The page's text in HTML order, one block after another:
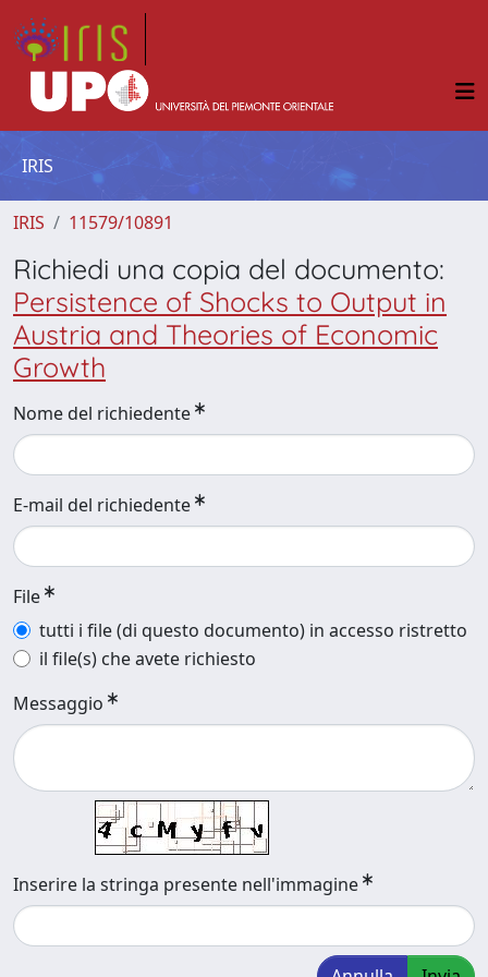
IRIS
IRIS 11579/10891
Richiedi una copia del documento:
Persistence of Shocks to Output in
Austria and Theories of Economic
Growth
Nome del richiedente
E-mail del richiedente
File
tutti i file (di questo documento) in accesso ristretto
il file(s) che avete richiesto
Messaggio
Inserire la stringa presente nell'immagine